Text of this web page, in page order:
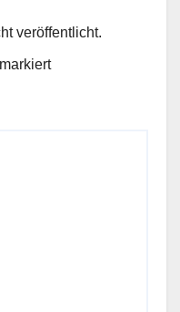
veröffentlicht.
markiert